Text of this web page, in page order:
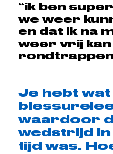
“ik ben
we weer
en dat ik na
weer vrij kan
Je hebt wat
waardoor
wedstrijd
tijd was.